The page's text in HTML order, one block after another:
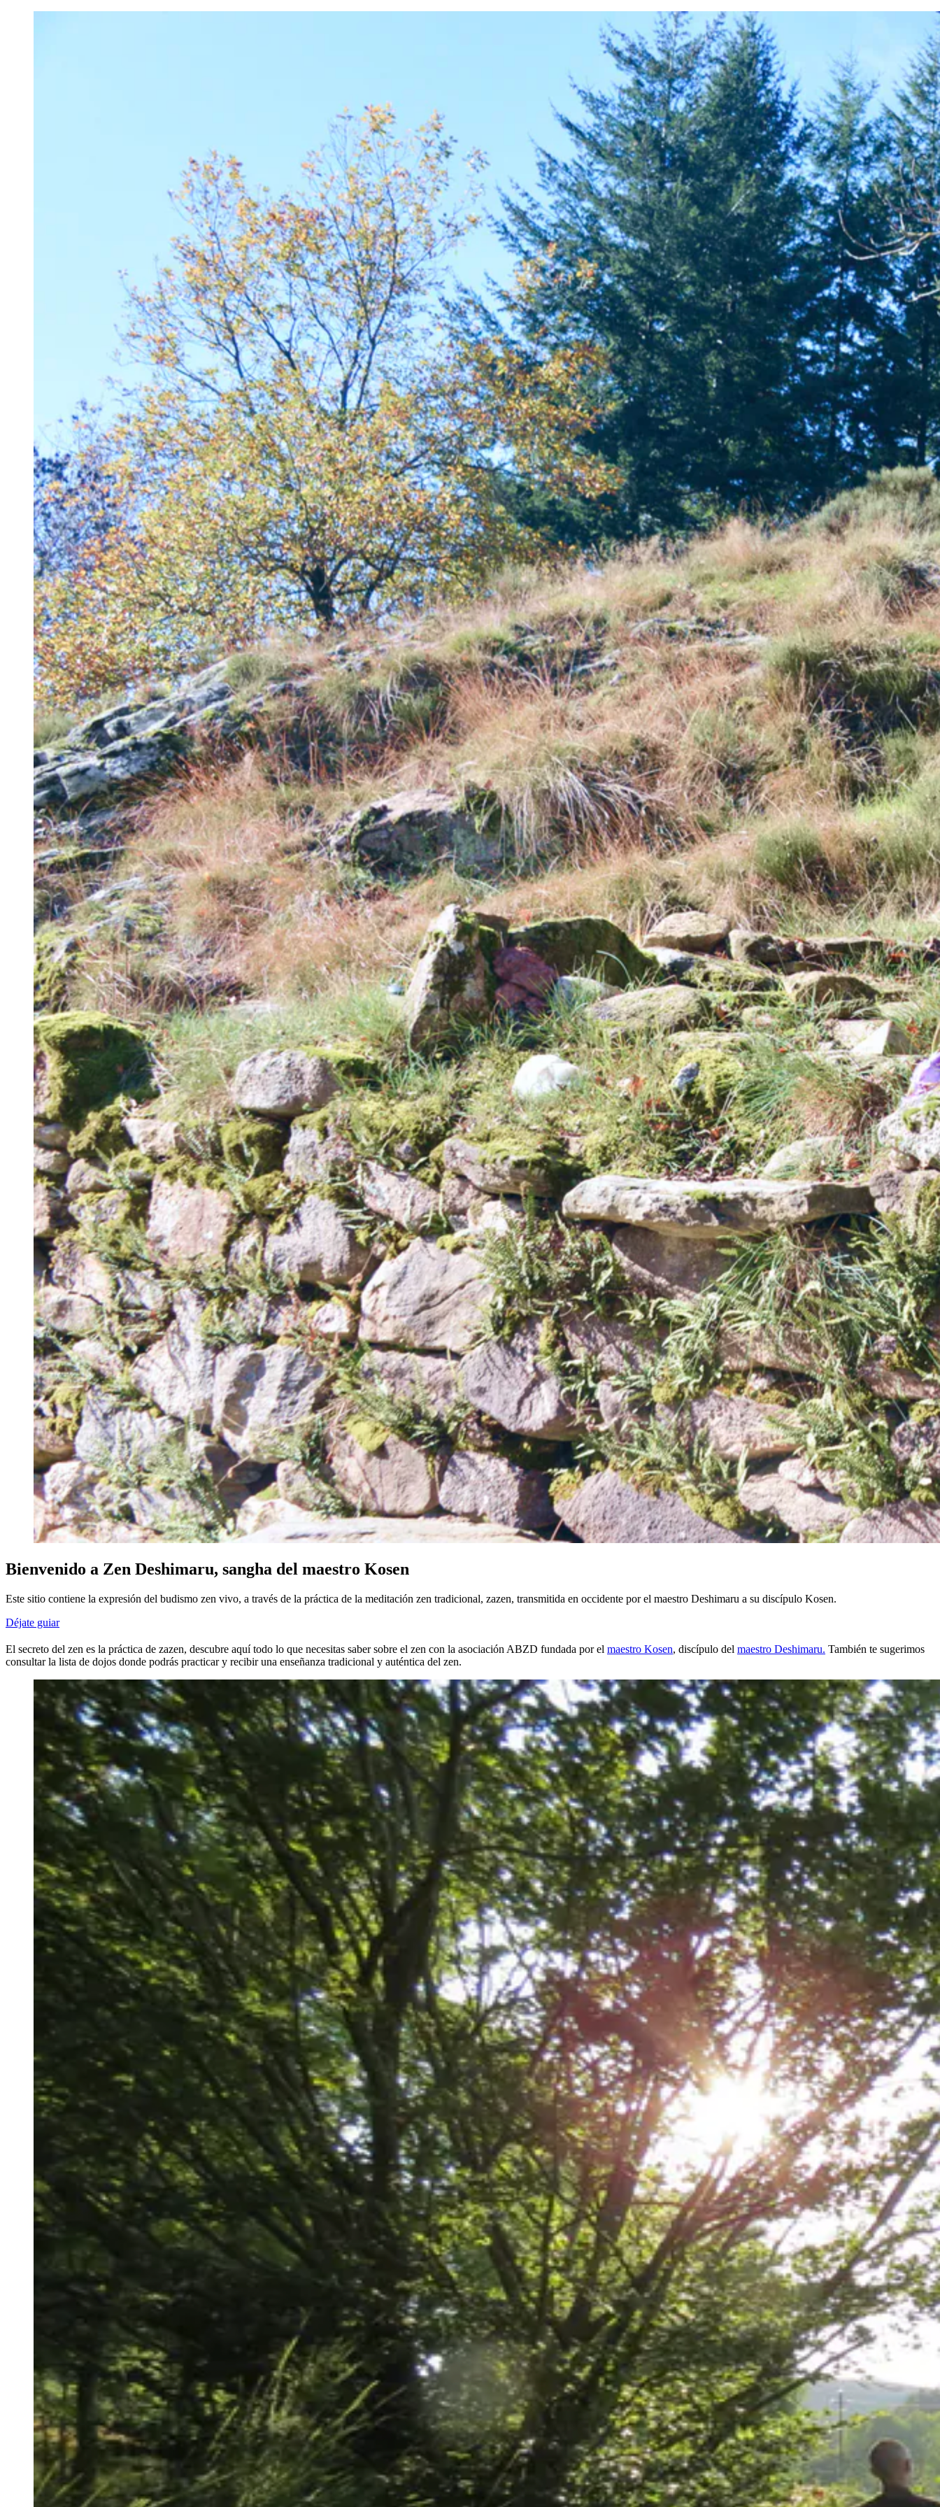
Bienvenido a Zen Deshimaru, sangha del maestro Kosen
Este sitio contiene la expresión del budismo zen vivo, a través de la práctica de la meditación zen tradicional, zazen, transmitida en occidente por el maestro Deshimaru a su discípulo Kosen.
Déjate guiar
El secreto del zen es la práctica de zazen, descubre aquí todo lo que necesitas saber sobre el zen con la asociación ABZD fundada por el maestro Kosen, discípulo del maestro Deshimaru. También te sugerimos
consultar la lista de dojos donde podrás practicar y recibir una enseñanza tradicional y auténtica del zen.